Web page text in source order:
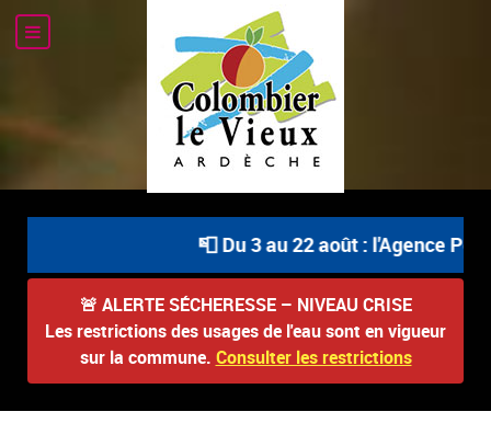
📮 Du 3 au 22 août : l'Agence
🚨 ALERTE SÉCHERESSE – NIVEAU CRISE
Les restrictions des usages de l'eau sont en vigueur
sur la commune. Consulter les restrictions